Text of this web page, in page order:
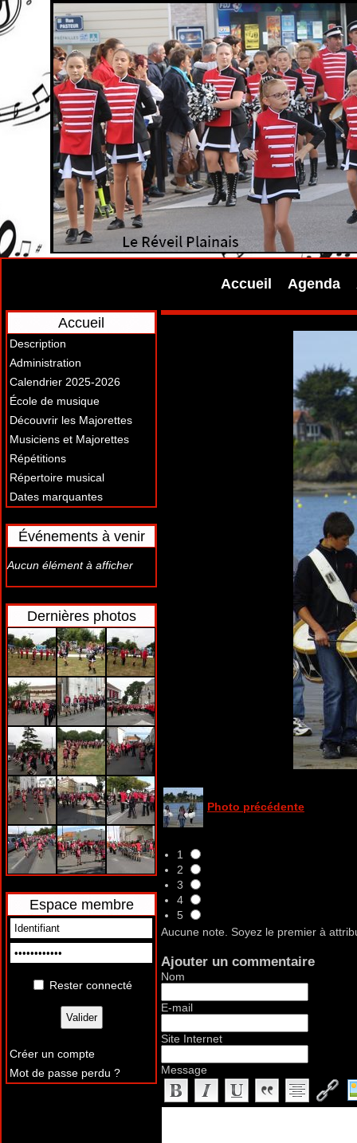
Accueil Agenda
Accueil
Description
Administration
Calendrier 2025-2026
École de musique
Découvrir les Majorettes
Musiciens et Majorettes
Répétitions
Répertoire musical
Dates marquantes
Événements à venir
Aucun élément à afficher
Dernières photos
Espace membre
Rester connecté
Créer un compte
Mot de passe perdu ?
Photo précédente
1
2
3
4
5
Aucune note. Soyez le premier à
Ajouter un commentaire
Nom
E-mail
Site Internet
Message